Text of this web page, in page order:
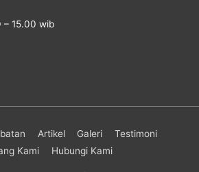
– 15.00 wib
Artikel Galeri
Testimoni
Kami
Hubungi Kami